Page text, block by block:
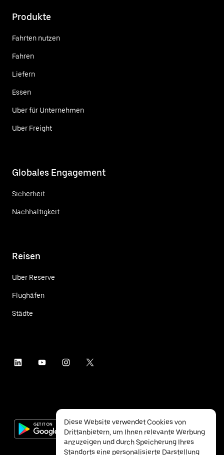
Produkte
Fahrten nutzen
Fahren
Liefern
Essen
Uber für Unternehmen
Uber Freight
Globales Engagement
Sicherheit
Nachhaltigkeit
Reisen
Uber Reserve
Flughäfen
Städte
Diese Website verwendet Cookies von
Drittanbietern, um Ihnen relevante Werbung
anzuzeigen und durch Speicherung Ihres
Standorts eine personalisierte Darstellung